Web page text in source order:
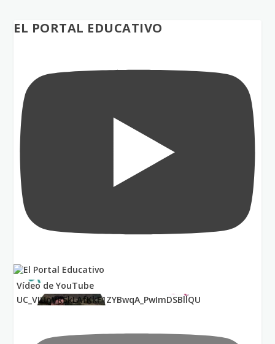
EL PORTAL EDUCATIVO
Vídeo de YouTube
UC_VIUnVRSkLAfKkF1ZYBwqA_PwImDSBllQU